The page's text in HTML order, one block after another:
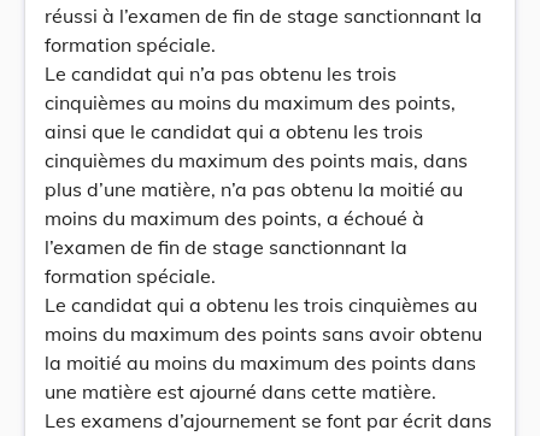
réussi à l’examen de fin de stage sanctionnant la
formation spéciale.
Le candidat qui n’a pas obtenu les trois
cinquièmes au moins du maximum des points,
ainsi que le candidat qui a obtenu les trois
cinquièmes du maximum des points mais, dans
plus d’une matière, n’a pas obtenu la moitié au
moins du maximum des points, a échoué à
l’examen de fin de stage sanctionnant la
formation spéciale.
Le candidat qui a obtenu les trois cinquièmes au
moins du maximum des points sans avoir obtenu
la moitié au moins du maximum des points dans
une matière est ajourné dans cette matière.
Les examens d’ajournement se font par écrit dans